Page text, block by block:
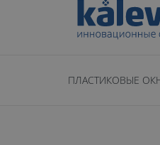
ПЛАСТИКОВЫЕ